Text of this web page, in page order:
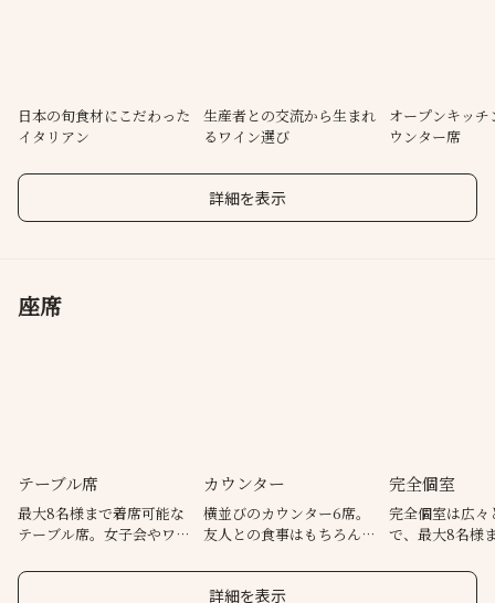
日本の旬食材にこだわった
イタリアン
生産者との交流から生まれ
るワイン選び
オープンキッチ
ウンター席
詳細を表示
座席
テーブル席
最大8名様まで着席可能な
テーブル席。女子会やワイ
にも◎
カウンター
横並びのカウンター6席。
友人との食事はもちろん、
完全個室
完全個室は広々
で、最大8名様
にも◎
詳細を表示